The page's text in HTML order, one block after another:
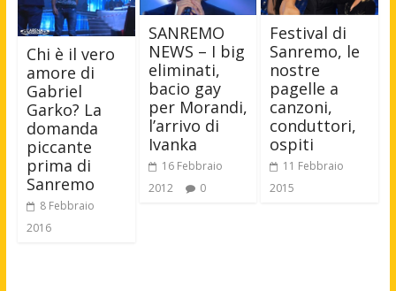
Chi è il vero
amore di
Gabriel
Garko? La
domanda
piccante
prima di
Sanremo
8 Febbraio
2016
SANREMO
NEWS – I big
eliminati,
bacio gay
per Morandi,
l’arrivo di
Ivanka
16 Febbraio
2012
0
Festival di
Sanremo, le
nostre
pagelle a
canzoni,
conduttori,
ospiti
11 Febbraio
2015